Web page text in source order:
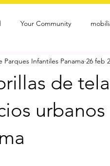
Your Community
SKATEPARKS Sin
Ejercicio al Aire Libre
Splash Pads Panama
de
Parques Infantiles Panama 26 feb